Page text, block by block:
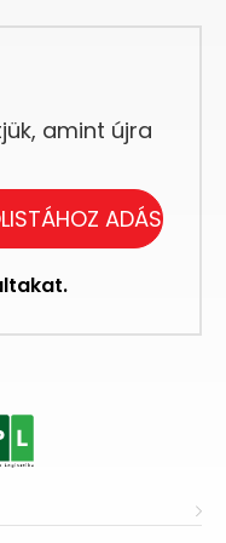
amint újra
ADÁS